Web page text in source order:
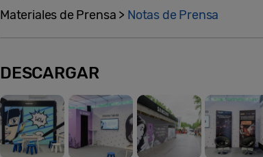
Materiales de Prensa > Notas de Prensa
DESCARGAR